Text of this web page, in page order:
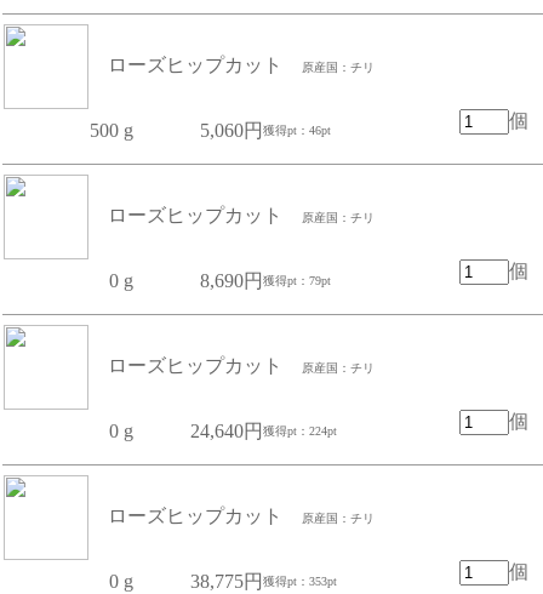
ローズヒップカット 原産国：チリ
500 g 5,060円 獲得pt：46pt 個
ローズヒップカット 原産国：チリ
0 g 8,690円 獲得pt：79pt 個
ローズヒップカット 原産国：チリ
0 g 24,640円 獲得pt：224pt 個
ローズヒップカット 原産国：チリ
0 g 38,775円 獲得pt：353pt 個